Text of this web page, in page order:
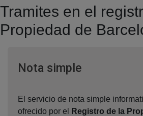
Tramites en el
Propiedad de
Nota simpleVentana
El servicio de nota simple
ofrecido por el
Registro de la